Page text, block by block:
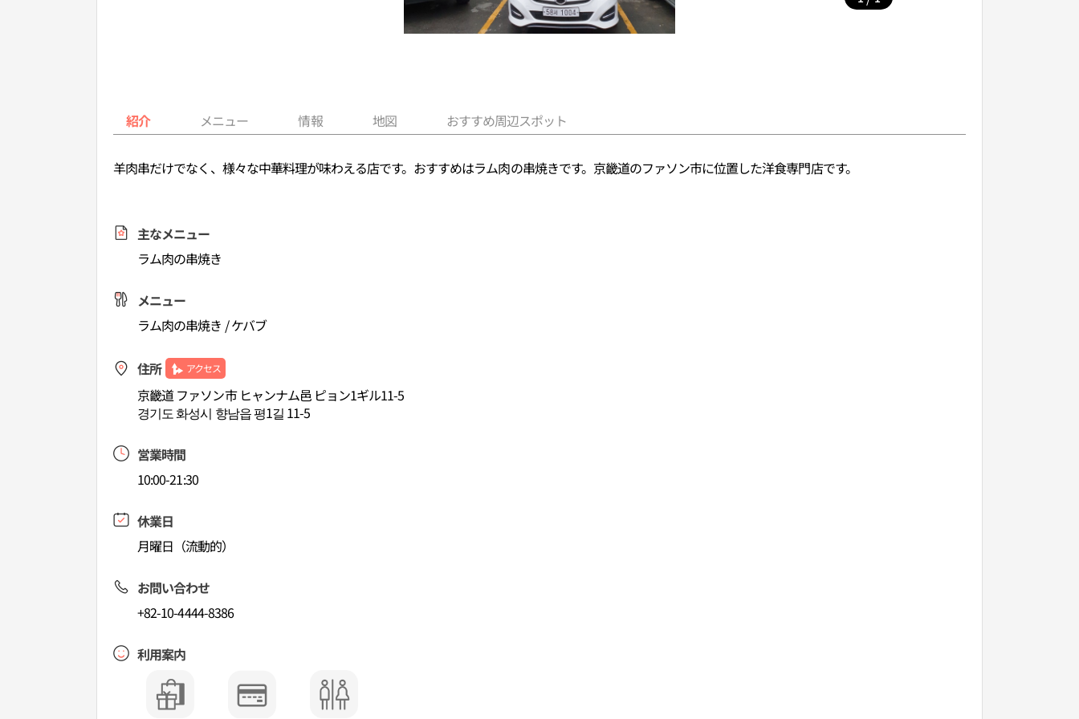
紹介 メニュー 情報 地図 おすすめ周辺スポット
羊肉串だけでなく、様々な中華料理が味わえる店です。おすすめはラム肉の串焼きです。京畿道のファソン市に位置した洋食専門店です。
主なメニュー
ラム肉の串焼き
メニュー
ラム肉の串焼き / ケバブ
住所 アクセス
京畿道 ファソン市 ヒャンナム邑 ピョン1ギル11-5
경기도 화성시 향남읍 평1길 11-5
営業時間
10:00-21:30
休業日
月曜日（流動的）
お問い合わせ
+82-10-4444-8386
利用案内